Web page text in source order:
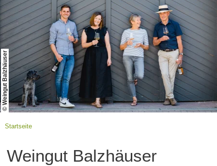
Kultur & Events
Buchen & Service
© Weingut Balzhäuser
Startseite
Weingut Balzhäuser